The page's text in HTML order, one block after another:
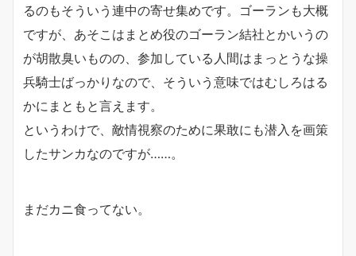
るのもそういう連中の寄せ集めです。ゴーランも大概
ですが、あそこはまとめ役のゴーラン結社とかいうの
が胡散臭いものの、参加している人間はまっとうな操
兵騎士ばっかりなので、そういう意味ではむしろはる
かにまともと言えます。
というわけで、敵情視察のために果敢にも潜入を画策
したサンカなのですが……。
まだカニ食ってない。